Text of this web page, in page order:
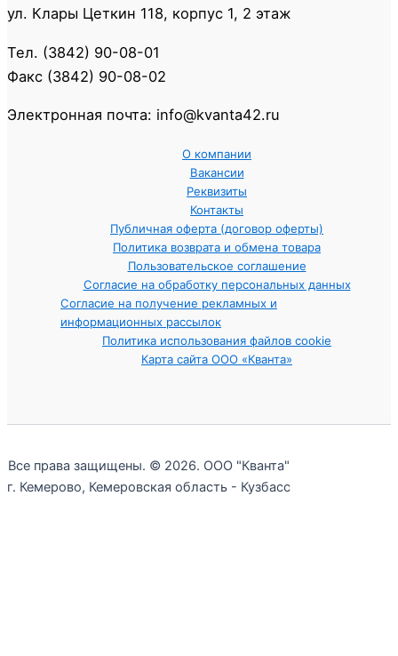
ул. Клары Цеткин 118, корпус 1, 2 этаж
Тел. (3842) 90-08-01
Факс (3842) 90-08-02
Электронная почта: info@kvanta42.ru
О компании
Вакансии
Реквизиты
Контакты
Публичная оферта (договор оферты)
Политика возврата и обмена товара
Пользовательское соглашение
Согласие на обработку персональных данных
Согласие на получение рекламных и
информационных рассылок
Политика использования файлов cookie
Карта сайта ООО «Кванта»
Все права защищены. © 2026. ООО "Кванта"
г. Кемерово, Кемеровская область - Кузбасс